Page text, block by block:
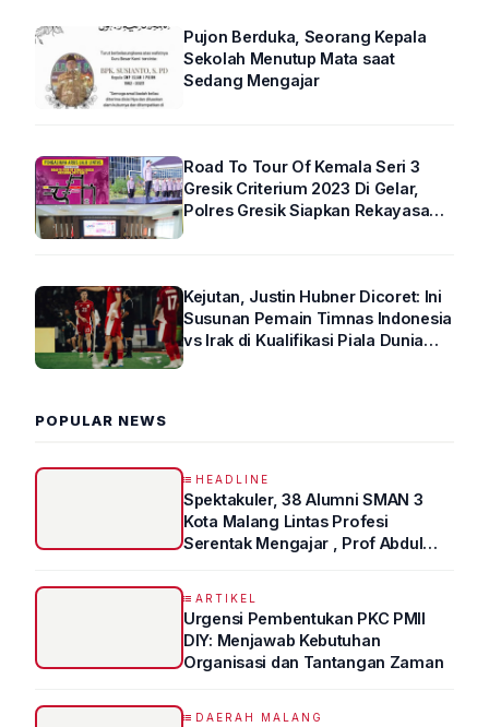
Pujon Berduka, Seorang Kepala
Sekolah Menutup Mata saat
Sedang Mengajar
Road To Tour Of Kemala Seri 3
Gresik Criterium 2023 Di Gelar,
Polres Gresik Siapkan Rekayasa
Kejutan, Justin Hubner Dicoret: Ini
Susunan Pemain Timnas Indonesia
vs Irak di Kualifikasi Piala Dunia
POPULAR NEWS
HEADLINE
Spektakuler, 38 Alumni SMAN 3
Kota Malang Lintas Profesi
Serentak Mengajar , Prof Abdul
ARTIKEL
Urgensi Pembentukan PKC PMII
DIY: Menjawab Kebutuhan
Organisasi dan Tantangan Zaman
DAERAH MALANG